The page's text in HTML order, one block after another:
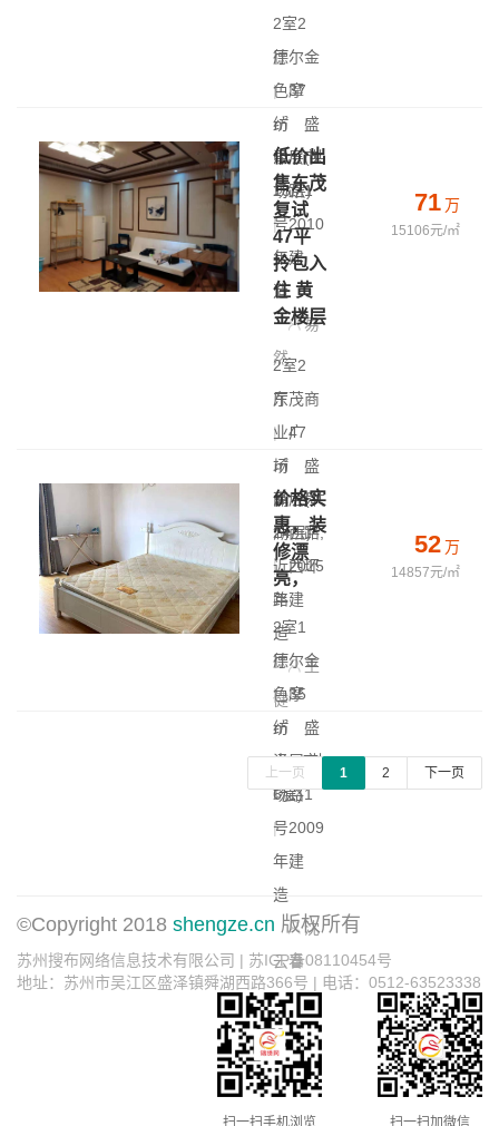
2室2
厅
|
37
㎡
|
中层(共
18层)
|
2010
年建
造
易
然
德尔金
色摩
纺
盛
泽 - 市
场路1
号
低价出
售东茂
复试
47平
拎包入
住 黄
金楼层
2室2
厅
|
47
㎡
|
高层(共
24层)
|
2015
年建
造
王
健
东茂商
业广
场
盛
泽 - 舜
湖西路,
近西环
路
71万
15106元/㎡
价格实
惠，装
修漂
亮，
2室1
厅
|
35
㎡
|
中层(共
6层)
|
2009
年建
造
沈
云春
德尔金
色摩
纺
盛
泽 - 市
场路1
号
52万
14857元/㎡
上一页 1 2 下一页
©Copyright 2018 shengze.cn 版权所有
苏州搜布网络信息技术有限公司 | 苏ICP备08110454号
地址：苏州市吴江区盛泽镇舜湖西路366号 | 电话：0512-63523338
扫一扫加微信
扫一扫手机浏览